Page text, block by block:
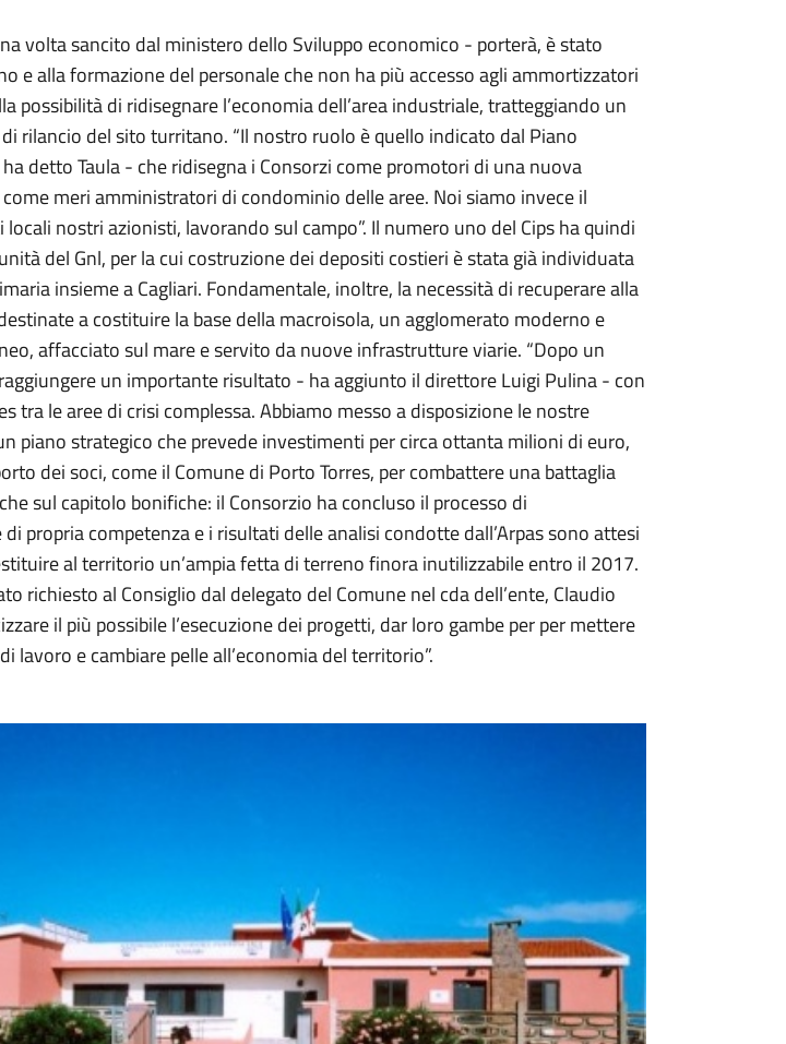
volta sancito dal ministero dello Sviluppo economico - porterà, è stato
e alla formazione del personale che non ha più accesso agli ammortizzatori
possibilità di ridisegnare l’economia dell’area industriale, tratteggiando un
rilancio del sito turritano. “Il nostro ruolo è quello indicato dal Piano
detto Taula - che ridisegna i Consorzi come promotori di una nuova
meri amministratori di condominio delle aree. Noi siamo invece il
nostri azionisti, lavorando sul campo”. Il numero uno del Cips ha quindi
del Gnl, per la cui costruzione dei depositi costieri è stata già individuata
insieme a Cagliari. Fondamentale, inoltre, la necessità di recuperare alla
a costituire la base della macroisola, un agglomerato moderno e
affacciato sul mare e servito da nuove infrastrutture viarie. “Dopo un
un importante risultato - ha aggiunto il direttore Luigi Pulina - con
tra le aree di crisi complessa. Abbiamo messo a disposizione le nostre
piano strategico che prevede investimenti per circa ottanta milioni di euro,
dei soci, come il Comune di Porto Torres, per combattere una battaglia
sul capitolo bonifiche: il Consorzio ha concluso il processo di
propria competenza e i risultati delle analisi condotte dall’Arpas sono attesi
al territorio un’ampia fetta di terreno finora inutilizzabile entro il 2017.
richiesto al Consiglio dal delegato del Comune nel cda dell’ente, Claudio
il più possibile l’esecuzione dei progetti, dar loro gambe per per mettere
lavoro e cambiare pelle all’economia del territorio”.